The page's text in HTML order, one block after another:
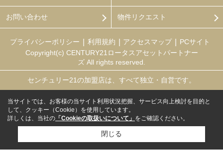
お問い合わせ 物件リクエスト
プライバシーポリシー 利用規約 アクセスマップ
PCサイト
Copyright(c) CENTURY21ロータスアセットパートナー
ズ All rights reserved.
センチュリー21の加盟店は、すべて独立・自営です。
当サイトでは、お客様の当サイト利用状況把握、サービス向上検討を目的と
して、クッキー（Cookie）を使用しています。
詳しくは、当社の 「Cookieの取扱いについて」 をご確認ください。
閉じる